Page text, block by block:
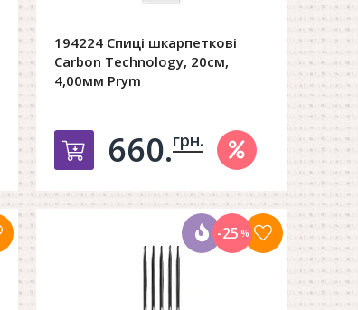
194224 Спиці шкарпеткові
Carbon Technology, 20см,
4,00мм Prym
Добавить в корзину
660.грн.
-25 %